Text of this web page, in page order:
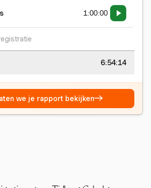
1:00:00
6:54:15
we je rapport bekijken→